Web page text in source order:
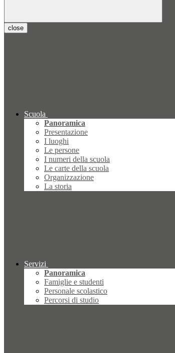
close
Scuola
Panoramica
Presentazione
I luoghi
Le persone
I numeri della scuola
Le carte della scuola
Organizzazione
La storia
Servizi
Panoramica
Famiglie e studenti
Personale scolastico
Percorsi di studio